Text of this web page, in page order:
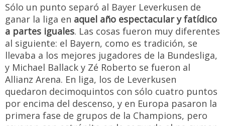
Sólo un punto separó al Bayer Leverkusen de
ganar la liga en aquel año espectacular y fatídico
a partes iguales. Las cosas fueron muy diferentes
al siguiente: el Bayern, como es tradición, se
llevaba a los mejores jugadores de la Bundesliga,
y Michael Ballack y Zé Roberto se fueron al
Allianz Arena. En liga, los de Leverkusen
quedaron decimoquintos con sólo cuatro puntos
por encima del descenso, y en Europa pasaron la
primera fase de grupos de la Champions, pero